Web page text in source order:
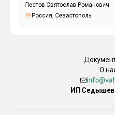
Пестов Святослав Романович
Россия, Севастополь
О
ИП Седышев